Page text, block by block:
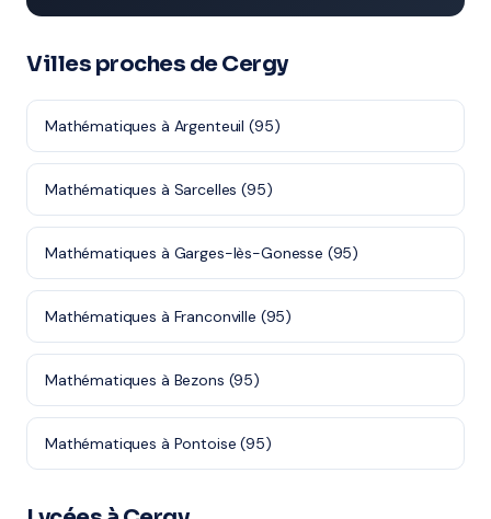
Villes proches de Cergy
Mathématiques à Argenteuil (95)
Mathématiques à Sarcelles (95)
Mathématiques à Garges-lès-Gonesse (95)
Mathématiques à Franconville (95)
Mathématiques à Bezons (95)
Mathématiques à Pontoise (95)